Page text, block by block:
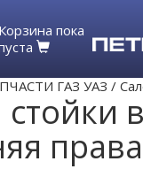
Корзина пока
ГАЗ УАЗ /